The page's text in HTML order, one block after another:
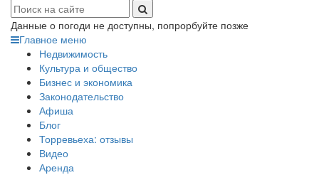
Данные о погоди не доступны, попрорбуйте позже
Главное меню
Недвижимость
Культура и общество
Бизнес и экономика
Законодательство
Афиша
Блог
Торревьеха: отзывы
Видео
Аренда